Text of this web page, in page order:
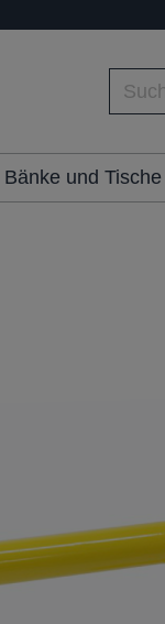
Bänke und Tische